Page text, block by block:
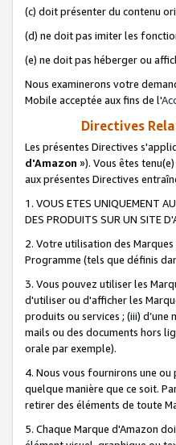
(c) doit présenter du contenu
(d) ne doit pas imiter les
(e) ne doit pas héberger ou
Nous examinerons votre
Mobile acceptée aux fins de l'
Directives
Les présentes Directives
d'Amazon »). Vous êtes
aux présentes Directives
1. VOUS ETES UNIQUEMENT
DES PRODUITS SUR UN SITE
2. Votre utilisation des
Programme (tels que définis
3. Vous pouvez utiliser les
d'utiliser ou d'afficher les
produits ou services ; (iii)
mails ou des documents hors
orale par exemple).
4. Nous vous fournirons une
quelque manière que ce soit.
retirer des éléments de toute
5. Chaque Marque d'Amazon